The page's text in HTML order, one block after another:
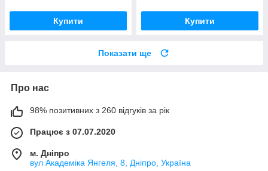
Купити Купити
Показати ще
Про нас
98% позитивних з 260 відгуків за рік
Працює з 07.07.2020
м. Дніпро
вул Академіка Янгеля, 8, Дніпро, Україна